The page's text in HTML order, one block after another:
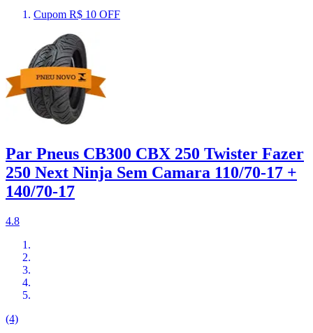
Cupom R$ 10 OFF
Par Pneus CB300 CBX 250 Twister Fazer
250 Next Ninja Sem Camara 110/70-17 +
140/70-17
4.8
(4)